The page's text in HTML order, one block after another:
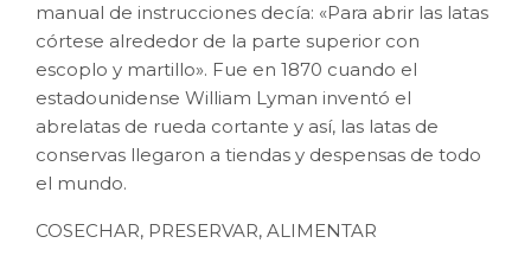
manual de instrucciones decía: «Para abrir las latas
córtese alrededor de la parte superior con
escoplo y martillo». Fue en 1870 cuando el
estadounidense William Lyman inventó el
abrelatas de rueda cortante y así, las latas de
conservas llegaron a tiendas y despensas de todo
el mundo.
COSECHAR, PRESERVAR, ALIMENTAR